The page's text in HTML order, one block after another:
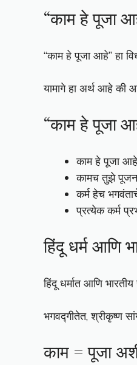
“काम हे पूजा
“काम हे पूजा आहे” हा
यामागे हा अर्थ आहे की
“काम हे पूजा
काम हे पूजा
कामच तुझे
कर्म हेच
प्रत्येक कर्म
हिंदू धर्म आणि
हिंदू धर्मात आणि
भगवद्गीतेत, श्रीकृष्ण
काम = पूजा